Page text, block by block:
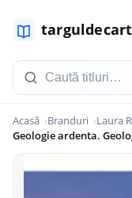
Acasă Branduri
Laura
Geologie ardenta.